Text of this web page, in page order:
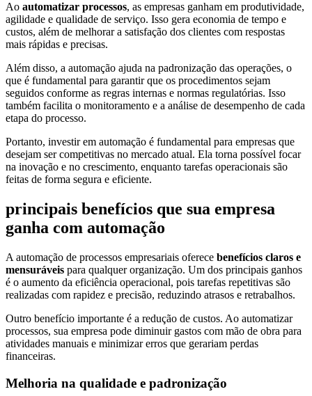
Ao automatizar processos, as empresas ganham em produtividade,
agilidade e qualidade de serviço. Isso gera economia de tempo e
custos, além de melhorar a satisfação dos clientes com respostas
mais rápidas e precisas.
Além disso, a automação ajuda na padronização das operações, o
que é fundamental para garantir que os procedimentos sejam
seguidos conforme as regras internas e normas regulatórias. Isso
também facilita o monitoramento e a análise de desempenho de cada
etapa do processo.
Portanto, investir em automação é fundamental para empresas que
desejam ser competitivas no mercado atual. Ela torna possível focar
na inovação e no crescimento, enquanto tarefas operacionais são
feitas de forma segura e eficiente.
principais benefícios que sua empresa
ganha com automação
A automação de processos empresariais oferece benefícios claros e
mensuráveis para qualquer organização. Um dos principais ganhos
é o aumento da eficiência operacional, pois tarefas repetitivas são
realizadas com rapidez e precisão, reduzindo atrasos e retrabalhos.
Outro benefício importante é a redução de custos. Ao automatizar
processos, sua empresa pode diminuir gastos com mão de obra para
atividades manuais e minimizar erros que gerariam perdas
financeiras.
Melhoria na qualidade e padronização